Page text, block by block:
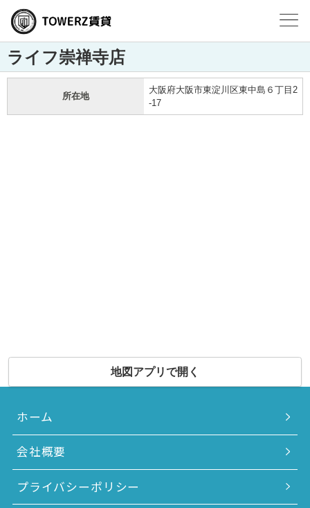
ライフ崇禅寺店
所在地
大阪府大阪市東淀川区東中島６丁目2
-17
地図アプリで開く
ホーム
会社概要
プライバシーポリシー